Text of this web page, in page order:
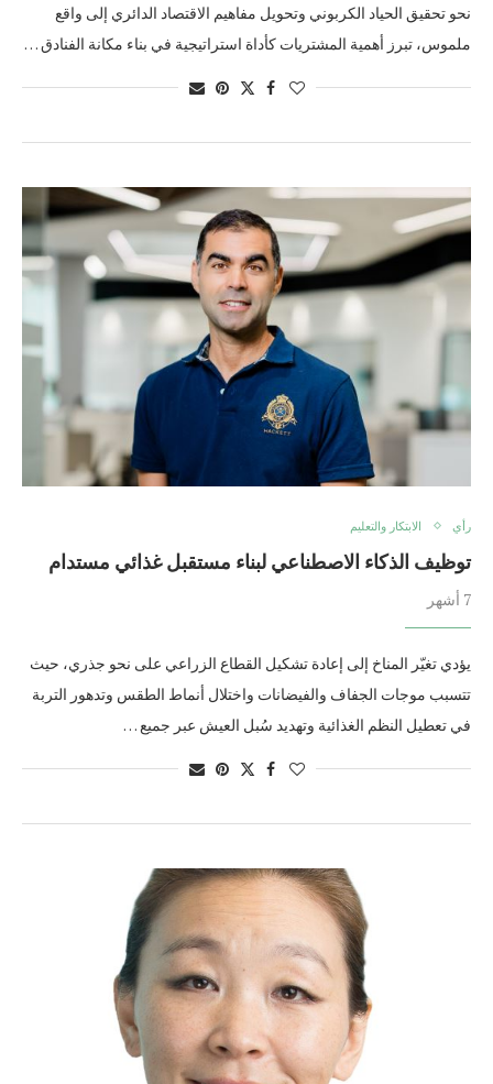
نحو تحقيق الحياد الكربوني وتحويل مفاهيم الاقتصاد الدائري إلى واقع
ملموس، تبرز أهمية المشتريات كأداة استراتيجية في بناء مكانة الفنادق …
رأي الابتكار والتعليم
توظيف الذكاء الاصطناعي لبناء مستقبل غذائي مستدام
7 أشهر
يؤدي تغيّر المناخ إلى إعادة تشكيل القطاع الزراعي على نحو جذري، حيث
تتسبب موجات الجفاف والفيضانات واختلال أنماط الطقس وتدهور التربة
في تعطيل النظم الغذائية وتهديد سُبل العيش عبر جميع …